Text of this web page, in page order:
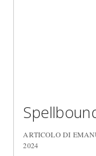
ARTICOLO DI
2024